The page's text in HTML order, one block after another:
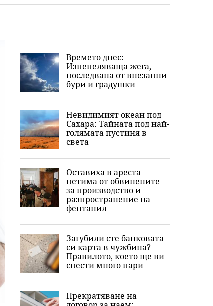
Времето днес:
Изпепеляваща жега,
последвана от внезапни
бури и градушки
Невидимият океан под
Сахара: Тайната под най-
голямата пустиня в
света
Оставиха в ареста
петима от обвинените
за производство и
разпространение на
фентанил
Загубили сте банковата
си карта в чужбина?
Правилото, което ще ви
спести много пари
Прекратяване на